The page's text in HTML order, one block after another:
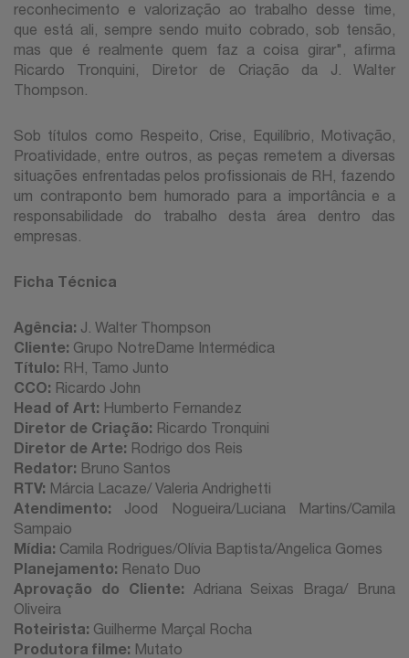
reconhecimento e valorização ao trabalho desse time,
que está ali, sempre sendo muito cobrado, sob tensão,
mas que é realmente quem faz a coisa girar", afirma
Ricardo Tronquini, Diretor de Criação da J. Walter
Thompson.
Sob títulos como Respeito, Crise, Equilíbrio, Motivação,
Proatividade, entre outros, as peças remetem a diversas
situações enfrentadas pelos profissionais de RH, fazendo
um contraponto bem humorado para a importância e a
responsabilidade do trabalho desta área dentro das
empresas.
Ficha Técnica
Agência: J. Walter Thompson
Cliente: Grupo NotreDame Intermédica
Título: RH, Tamo Junto
CCO: Ricardo John
Head of Art: Humberto Fernandez
Diretor de Criação: Ricardo Tronquini
Diretor de Arte: Rodrigo dos Reis
Redator: Bruno Santos
RTV: Márcia Lacaze/ Valeria Andrighetti
Atendimento: Jood Nogueira/Luciana Martins/Camila
Sampaio
Mídia: Camila Rodrigues/Olívia Baptista/Angelica Gomes
Planejamento: Renato Duo
Aprovação do Cliente: Adriana Seixas Braga/ Bruna
Oliveira
Roteirista: Guilherme Marçal Rocha
Produtora filme: Mutato